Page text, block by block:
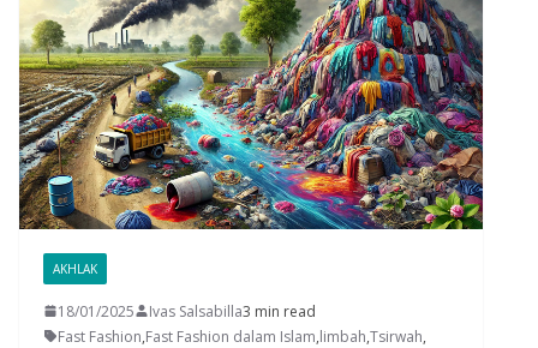
AKHLAK
18/01/2025 Ivas Salsabilla3 min read
Fast Fashion,Fast Fashion dalam Islam,limbah,Tsirwah,